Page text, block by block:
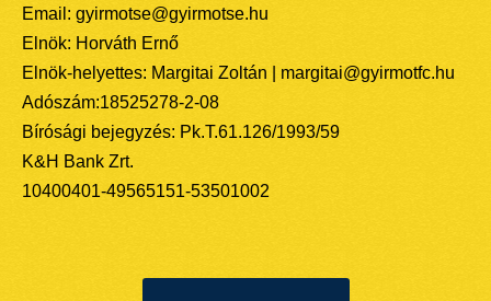
Email: gyirmotse@gyirmotse.hu
Elnök: Horváth Ernő
Elnök-helyettes: Margitai Zoltán | margitai@gyirmotfc.hu
Adószám:18525278-2-08
Bírósági bejegyzés: Pk.T.61.126/1993/59
K&H Bank Zrt.
10400401-49565151-53501002